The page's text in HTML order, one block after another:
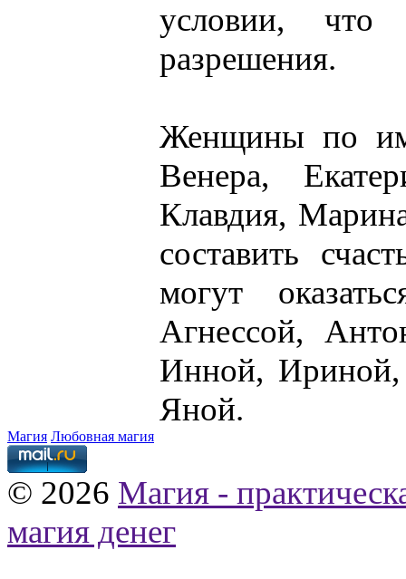
условии, что
разрешения.
Женщины по
Венера,
Клавдия,
составить
могут
Агнессой,
Инной,
Яной.
Магия Любовная магия
© 2026 Магия -
магия денег